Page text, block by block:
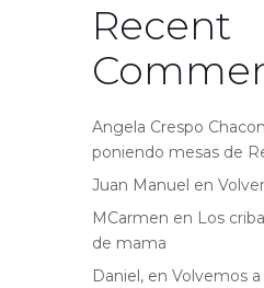
Recent
Angela Crespo Chacon
poniendo mesas de
Juan Manuel en
MCarmen en Los
de mama
Daniel, en Volvemos a